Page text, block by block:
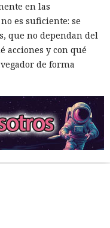
en las
es suficiente: se
que no dependan del
acciones y con qué
de forma